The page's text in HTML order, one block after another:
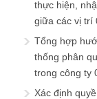
thực hiện,
giữa các vị trí
Tổng hợp
thống phân
trong công ty
Xác định